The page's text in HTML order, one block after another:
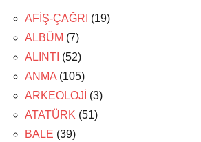
AFİŞ-ÇAĞRI (19)
ALBÜM (7)
ALINTI (52)
ANMA (105)
ARKEOLOJİ (3)
ATATÜRK (51)
BALE (39)